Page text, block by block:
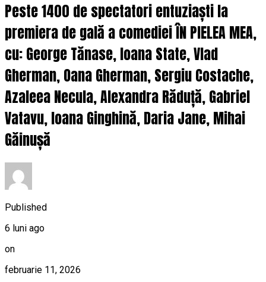
Peste 1400 de spectatori entuziaști la
premiera de gală a comediei ÎN PIELEA MEA,
cu: George Tănase, Ioana State, Vlad
Gherman, Oana Gherman, Sergiu Costache,
Azaleea Necula, Alexandra Răduță, Gabriel
Vatavu, Ioana Ginghină, Daria Jane, Mihai
Găinușă
Published
6 luni ago
on
februarie 11, 2026